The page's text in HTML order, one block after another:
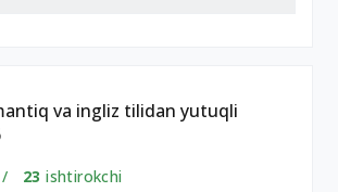
va ingliz tilidan yutuqli
/ 23 ishtirokchi